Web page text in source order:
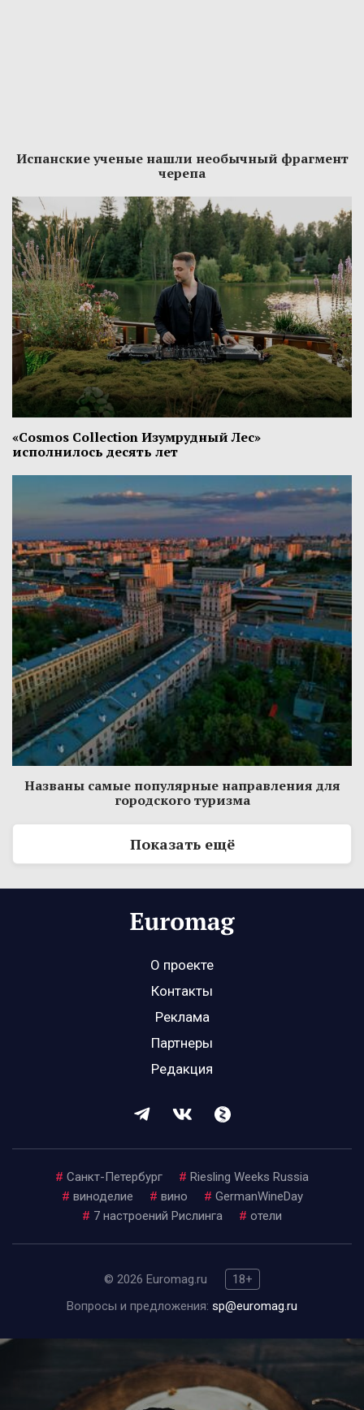
Испанские ученые нашли необычный фрагмент
черепа
«Cosmos Collection Изумрудный Лес»
исполнилось десять лет
Названы самые популярные направления для
городского туризма
Показать ещё
О проекте
Контакты
Реклама
Партнеры
Редакция
# Санкт-Петербург # Riesling Weeks Russia
# виноделие # вино # GermanWineDay
# 7 настроений Рислинга # отели
© 2026 Euromag.ru
18+
Вопросы и предложения: sp@euromag.ru